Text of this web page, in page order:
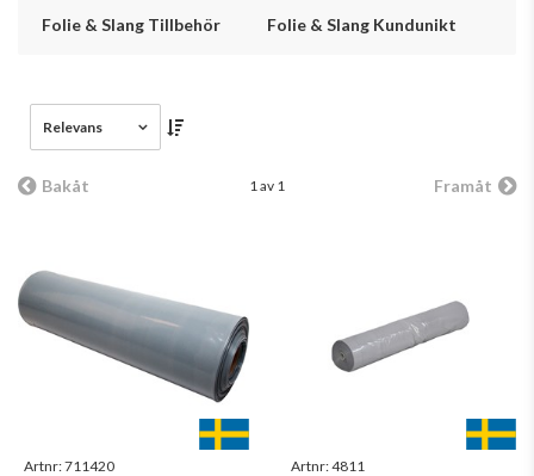
Folie & Slang Tillbehör
Folie & Slang Kundunikt
Relevans
Bakåt 1 av 1 Framåt
Artnr:711420 Artnr:4811